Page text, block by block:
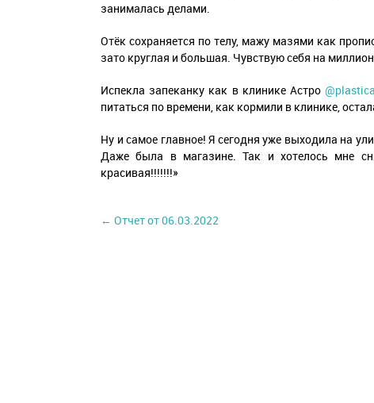
занималась делами.
Отёк сохраняется по телу, мажу мазями как
зато круглая и большая. Чувствую себя на
Испекла запеканку как в клинике Астро
питаться по времени, как кормили в клинике,
Ну и самое главное! Я сегодня уже выходила на
Даже была в магазине. Так и хотелось мне
красивая!!!!!!!»
← Отчет от 06.03.2022